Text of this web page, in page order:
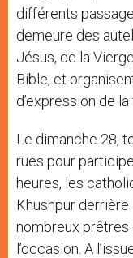
différents
demeure des
Jésus, de la
Bible, et
d’expression de la
Le dimanche 28,
rues pour
heures, les
Khushpur
nombreux prêtres
l’occasion. A